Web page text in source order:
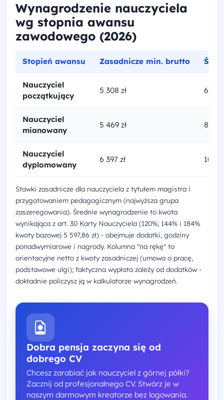
Wynagrodzenie nauczyciela
wg stopnia awansu
zawodowego (2026)
Stopień awansu Zasadnicze min. brutto
Nauczyciel
początkujący
5 308 zł 6 717
Nauczyciel
mianowany
5 469 zł 8 061
Nauczyciel
dyplomowany
6 397 zł 10
Stawki zasadnicze dla nauczyciela z tytułem magistra i
przygotowaniem pedagogicznym (najwyższa grupa
zaszeregowania). Średnie wynagrodzenie to kwota
wynikająca z art. 30 Karty Nauczyciela (120%, 144% i 184%
kwoty bazowej 5 597,86 zł) - obejmuje dodatki, godziny
ponadwymiarowe i nagrody. Kolumna "na rękę" to
orientacyjne netto z kwoty zasadniczej (umowa o pracę,
podstawowe ulgi); faktyczna wypłata zależy od dodatków -
dokładnie policzysz ją w kalkulatorze wynagrodzeń.
Dobra pensja zaczyna się od
dobrego CV
Chcesz zarabiać jak nauczyciel z górnej półki?
Zacznij od profesjonalnego CV. Stwórz je w
naszym darmowym kreatorze bez logowania.